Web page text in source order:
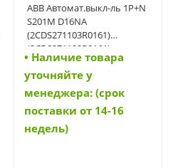
ABB Автомат.выкл-ль 1P+N
S201M D16NA
(2CDS271103R0161)
(2CDS271103R0161)
• Наличие товара
уточняйте у
менеджера: (срок
поставки от 14-16
недель)